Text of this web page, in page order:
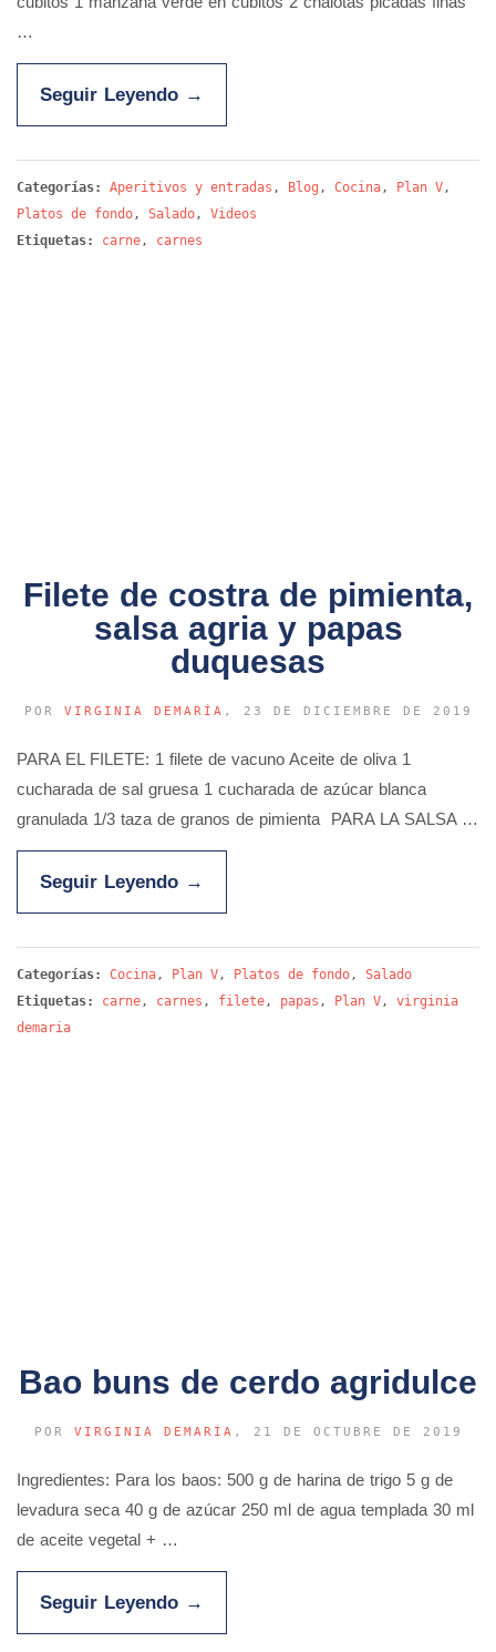
…
Seguir Leyendo →
Categorías: Aperitivos y entradas , Blog , Cocina, Plan V,
Platos de fondo, Salado, Videos
Etiquetas:
carne, carnes
Filete de costra de pimienta,
salsa agria y papas
duquesas
POR VIRGINIA DEMARÍA , 23 DE DICIEMBRE DE 2019
PARA EL FILETE: 1 filete de vacuno Aceite de oliva 1
cucharada de sal gruesa 1 cucharada de azúcar blanca
granulada 1/3 taza de granos de pimienta PARA LA SALSA …
Seguir Leyendo →
Categorías: Cocina, Plan V, Platos de fondo, Salado
Etiquetas:
carne, carnes , filete, papas , Plan V, virginia
demaria
Bao buns de cerdo agridulce
POR VIRGINIA DEMARÍA , 21 DE OCTUBRE DE 2019
Ingredientes: Para los baos: 500 g de harina de trigo 5 g de
levadura seca 40 g de azúcar 250 ml de agua templada 30 ml
de aceite vegetal + …
Seguir Leyendo →